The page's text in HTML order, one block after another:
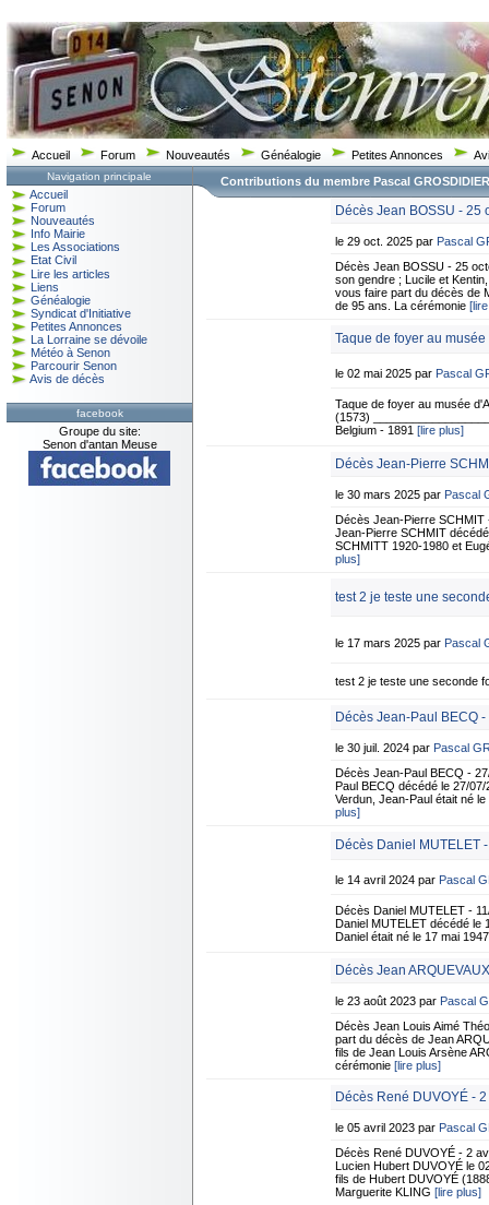
Accueil Forum Nouveautés Généalogie Petites Annonces
Navigation principale
Accueil
Forum
Nouveautés
Info Mairie
Les Associations
Etat Civil
Lire les articles
Liens
Généalogie
Syndicat d'Initiative
Petites Annonces
La Lorraine se dévoile
Météo à Senon
Parcourir Senon
Avis de décès
facebook
Groupe du site:
Senon d'antan Meuse
Contributions du membre Pascal GROSDIDIER
Décès Jean BOSSU - 25
le 29 oct. 2025 par Pascal
Décès Jean BOSSU - 25
son gendre ; Lucile et
vous faire part du décès de
de 95 ans. La cérémonie
Taque de foyer au
le 02 mai 2025 par Pascal
Taque de foyer au musée
(1573)
Belgium - 1891 [lire plus]
Décès Jean-Pierre
le 30 mars 2025 par Pascal
Décès Jean-Pierre SCHMIT
Jean-Pierre SCHMIT
SCHMITT 1920-1980 et
plus]
test 2 je teste une
le 17 mars 2025 par Pascal
test 2 je teste une seconde
Décès Jean-Paul BECQ
le 30 juil. 2024 par Pascal
Décès Jean-Paul BECQ -
Paul BECQ décédé le 27/
Verdun, Jean-Paul était né
plus]
Décès Daniel MUTELET
le 14 avril 2024 par Pascal
Décès Daniel MUTELET -
Daniel MUTELET décédé le
Daniel était né le 17 mai
Décès Jean
le 23 août 2023 par Pascal
Décès Jean Louis Aimé
part du décès de Jean
fils de Jean Louis Arsène
cérémonie [lire plus]
Décès René DUVOYÉ -
le 05 avril 2023 par Pascal
Décès René DUVOYÉ - 2
Lucien Hubert DUVOYÉ le
fils de Hubert DUVOYÉ
Marguerite KLING [lire plus]